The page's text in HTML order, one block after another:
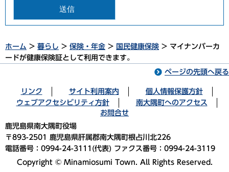
ホーム > 暮らし > 保険・年金 > 国民健康保険 > マイナンバーカ
ードが健康保険証として利用できます。
ページの先頭へ戻る
リンク サイト利用案内
個人情報保護方針
ウェブアクセシビリティ方針
南大隅町へのアクセス
お問合せ
鹿児島県南大隅町役場
〒893-2501 鹿児島県肝属郡南大隅町根占川北226
電話番号：0994-24-3111(代表) ファクス番号：0994-24-3119
Copyright © Minamiosumi Town. All Rights Reserved.